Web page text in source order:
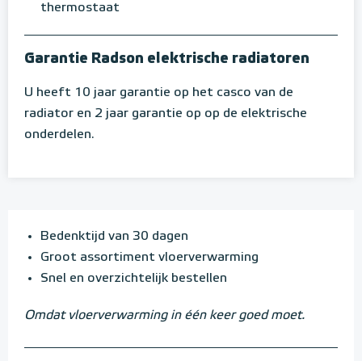
thermostaat
Garantie Radson elektrische radiatoren
U heeft 10 jaar garantie op het casco van de
radiator en 2 jaar garantie op op de elektrische
onderdelen.
Bedenktijd van 30 dagen
Groot assortiment vloerverwarming
Snel en overzichtelijk bestellen
Omdat vloerverwarming in één keer goed moet.